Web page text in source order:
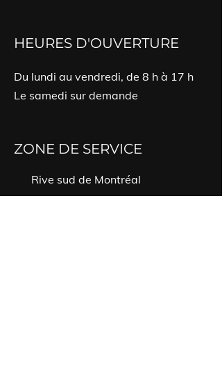
HEURES D'OUVERTURE
Du lundi au vendredi, de 8 h à 17 h
Le samedi sur demande
ZONE DE SERVICE
Rive sud de Montréal
Saint-Jean-Sur-Richelieu et les